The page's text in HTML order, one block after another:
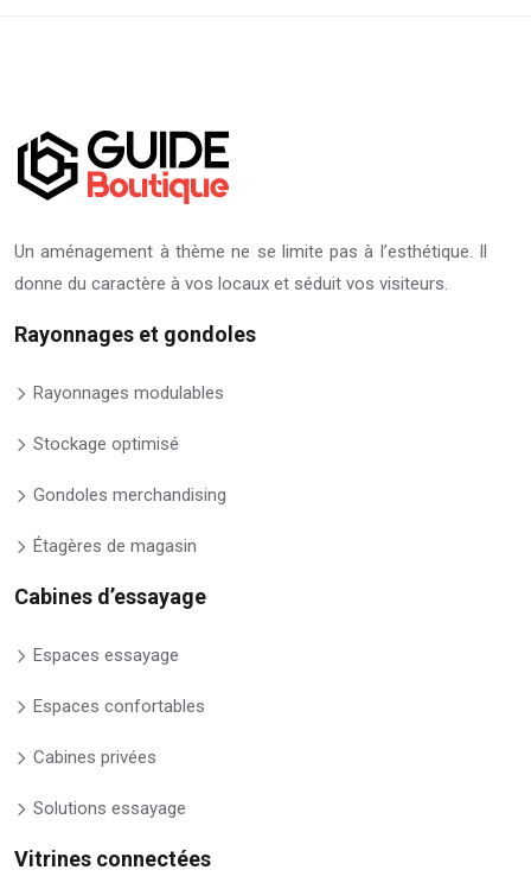
Un aménagement à thème ne se limite pas à l’esthétique. Il
donne du caractère à vos locaux et séduit vos visiteurs.
Rayonnages et gondoles
Rayonnages modulables
Stockage optimisé
Gondoles merchandising
Étagères de magasin
Cabines d’essayage
Espaces essayage
Espaces confortables
Cabines privées
Solutions essayage
Vitrines connectées